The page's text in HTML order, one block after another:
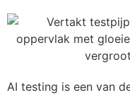
AI testing is een van